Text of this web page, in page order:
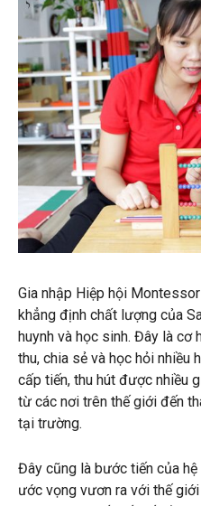
Gia nhập Hiệp hội
khẳng định chất lượng của
huynh và học sinh. Đây là
thu, chia sẻ và học hỏi nhiều
cấp tiến, thu hút được nhiều
từ các nơi trên thế giới đến
tại trường.
Đây cũng là bước tiến của
ước vọng vươn ra với thế